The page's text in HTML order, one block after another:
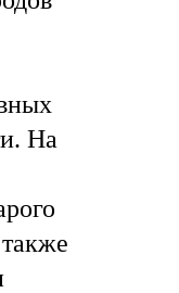
На